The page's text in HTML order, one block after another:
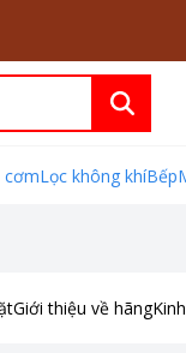
cơmLọc không khíBếp
Giới thiệu về hãng